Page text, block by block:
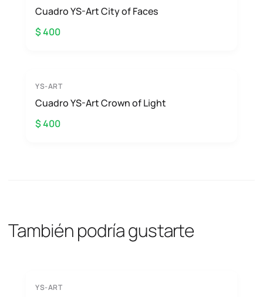
Cuadro YS-Art City of Faces
$ 400
YS-ART
Cuadro YS-Art Crown of Light
$ 400
También podría gustarte
YS-ART